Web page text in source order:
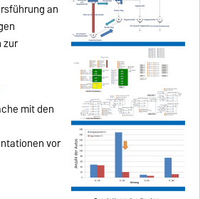
an
zur
mit den
vor